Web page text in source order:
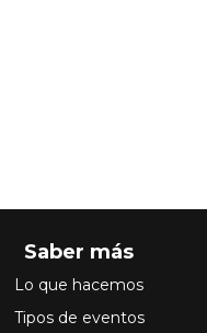
Saber más
Lo que hacemos
Tipos de eventos